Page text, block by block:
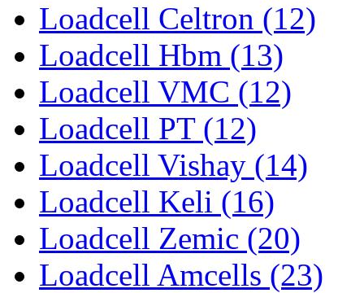
Loadcell Celtron (12)
Loadcell Hbm (13)
Loadcell VMC (12)
Loadcell PT (12)
Loadcell Vishay (14)
Loadcell Keli (16)
Loadcell Zemic (20)
Loadcell Amcells (23)